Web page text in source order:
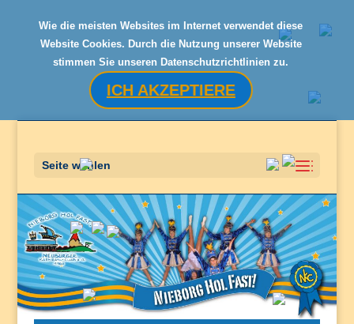
Seite wählen
Wie die meisten Websites im Internet verwendet diese
Website Cookies. Durch die Nutzung unserer Website
stimmen Sie unseren Datenschutzrichtlinien zu.
ICH AKZEPTIERE